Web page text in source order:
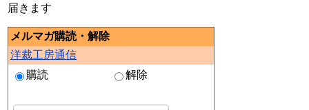
届きます
メルマガ購読・解除
洋裁工房通信
購読
解除